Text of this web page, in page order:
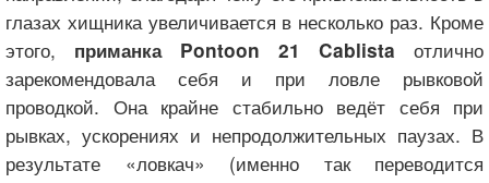
глазах хищника увеличивается в несколько раз. Кроме
этого, приманка Pontoon 21 Cablista отлично
зарекомендовала себя и при ловле рывковой
проводкой. Она крайне стабильно ведёт себя при
рывках, ускорениях и непродолжительных паузах. В
результате «ловкач» (именно так переводится